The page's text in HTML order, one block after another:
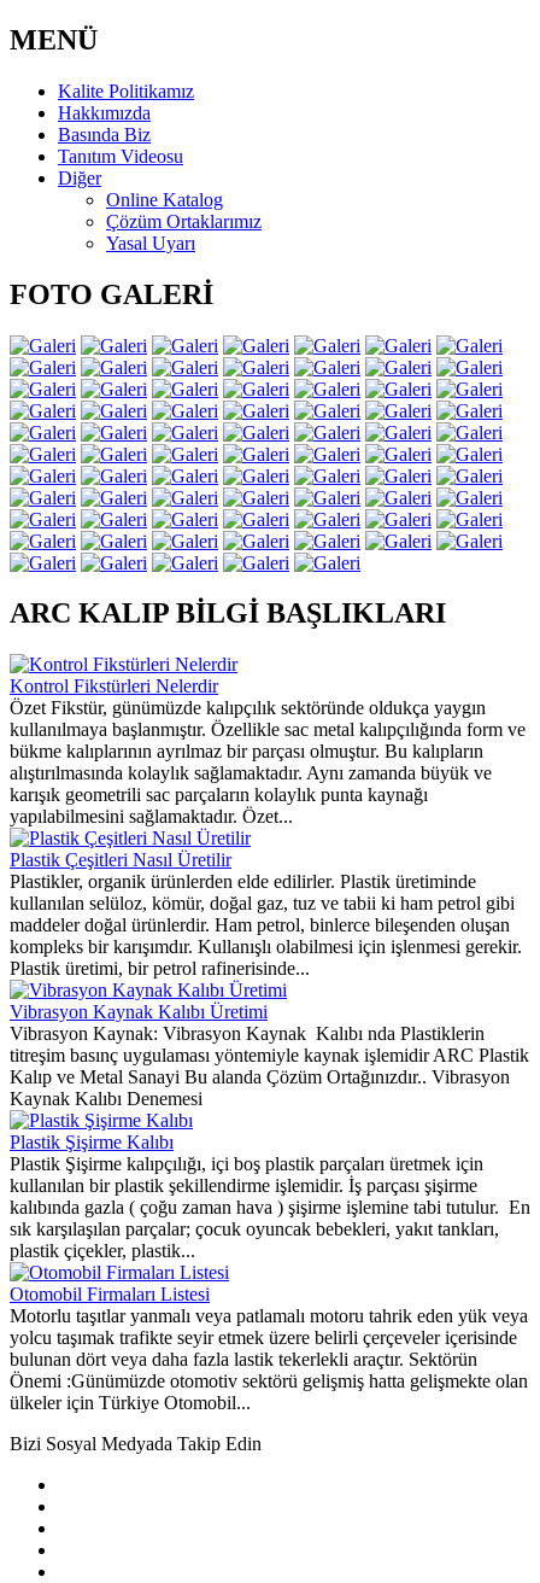
MENÜ
Kalite Politikamız
Hakkımızda
Basında Biz
Tanıtım Videosu
Diğer
Online Katalog
Çözüm Ortaklarımız
Yasal Uyarı
FOTO GALERİ
ARC KALIP BİLGİ BAŞLIKLARI
Kontrol Fikstürleri Nelerdir
Özet Fikstür, günümüzde kalıpçılık sektöründe oldukça yaygın
kullanılmaya başlanmıştır. Özellikle sac metal kalıpçılığında form ve
bükme kalıplarının ayrılmaz bir parçası olmuştur. Bu kalıpların
alıştırılmasında kolaylık sağlamaktadır. Aynı zamanda büyük ve
karışık geometrili sac parçaların kolaylık punta kaynağı
yapılabilmesini sağlamaktadır. Özet...
Plastik Çeşitleri Nasıl Üretilir
Plastikler, organik ürünlerden elde edilirler. Plastik üretiminde
kullanılan selüloz, kömür, doğal gaz, tuz ve tabii ki ham petrol gibi
maddeler doğal ürünlerdir. Ham petrol, binlerce bileşenden oluşan
kompleks bir karışımdır. Kullanışlı olabilmesi için işlenmesi gerekir.
Plastik üretimi, bir petrol rafinerisinde...
Vibrasyon Kaynak Kalıbı Üretimi
Vibrasyon Kaynak: Vibrasyon Kaynak Kalıbı nda Plastiklerin
titreşim basınç uygulaması yöntemiyle kaynak işlemidir ARC Plastik
Kalıp ve Metal Sanayi Bu alanda Çözüm Ortağınızdır.. Vibrasyon
Kaynak Kalıbı Denemesi
Plastik Şişirme Kalıbı
Plastik Şişirme kalıpçılığı, içi boş plastik parçaları üretmek için
kullanılan bir plastik şekillendirme işlemidir. İş parçası şişirme
kalıbında gazla ( çoğu zaman hava ) şişirme işlemine tabi tutulur. En
sık karşılaşılan parçalar; çocuk oyuncak bebekleri, yakıt tankları,
plastik çiçekler, plastik...
Otomobil Firmaları Listesi
Motorlu taşıtlar yanmalı veya patlamalı motoru tahrik eden yük veya
yolcu taşımak trafikte seyir etmek üzere belirli çerçeveler içerisinde
bulunan dört veya daha fazla lastik tekerlekli araçtır. Sektörün
Önemi :Günümüzde otomotiv sektörü gelişmiş hatta gelişmekte olan
ülkeler için Türkiye Otomobil...
Bizi Sosyal Medyada Takip Edin